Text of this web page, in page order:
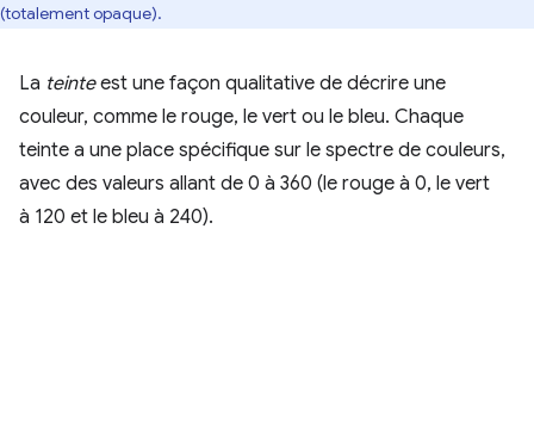
(totalement opaque).
La teinteest une façon qualitative de décrire une
couleur, comme le rouge, le vert ou le bleu. Chaque
teinte a une place spécifique sur le spectre de couleurs,
avec des valeurs allant de 0 à 360 (le rouge à 0, le vert
à 120 et le bleu à 240).